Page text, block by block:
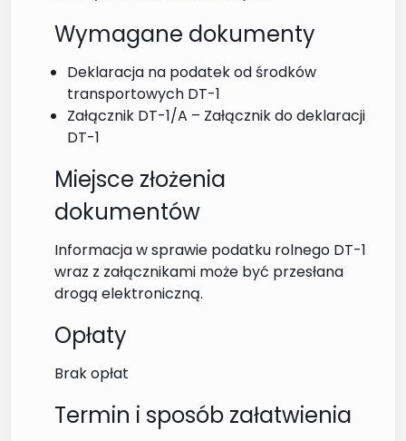
Wymagane dokumenty
Deklaracja na podatek od środków
transportowych DT-1
Załącznik DT-1/A – Załącznik do deklaracji
DT-1
Miejsce złożenia
dokumentów
Informacja w sprawie podatku rolnego DT-1
wraz z załącznikami może być przesłana
drogą elektroniczną.
Opłaty
Brak opłat
Termin i sposób załatwienia